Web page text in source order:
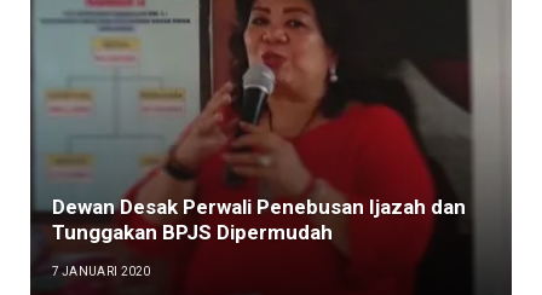
Dewan Desak Perwali Penebusan Ijazah dan
Tunggakan BPJS Dipermudah
7 JANUARI 2020